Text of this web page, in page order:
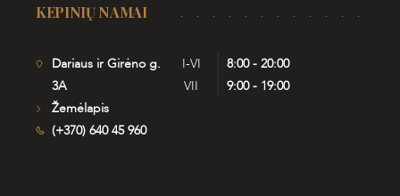
KEPINIŲ NAMAI
Dariaus ir Girėno g.
3A
Žemėlapis
(+370) 640 45 960
I-VI
8:00 - 20:00
VII
9:00 - 19:00